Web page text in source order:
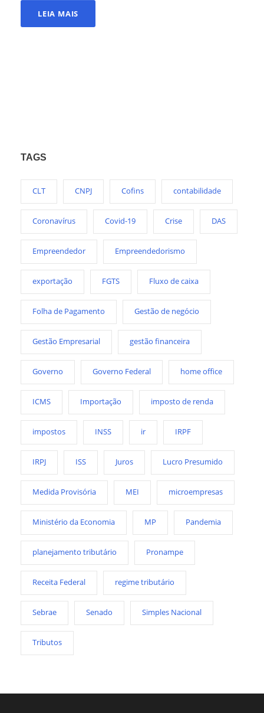
LEIA MAIS
TAGS
CLT CNPJ Cofins contabilidade
Coronavírus Covid-19 Crise DAS
Empreendedor Empreendedorismo
exportação FGTS Fluxo de caixa
Folha de Pagamento Gestão de negócio
Gestão Empresarial gestão financeira
Governo Governo Federal home office
ICMS Importação imposto de renda
impostos INSS ir IRPF
IRPJ ISS Juros Lucro Presumido
Medida Provisória MEI microempresas
Ministério da Economia MP Pandemia
planejamento tributário Pronampe
Receita Federal regime tributário
Sebrae Senado Simples Nacional
Tributos